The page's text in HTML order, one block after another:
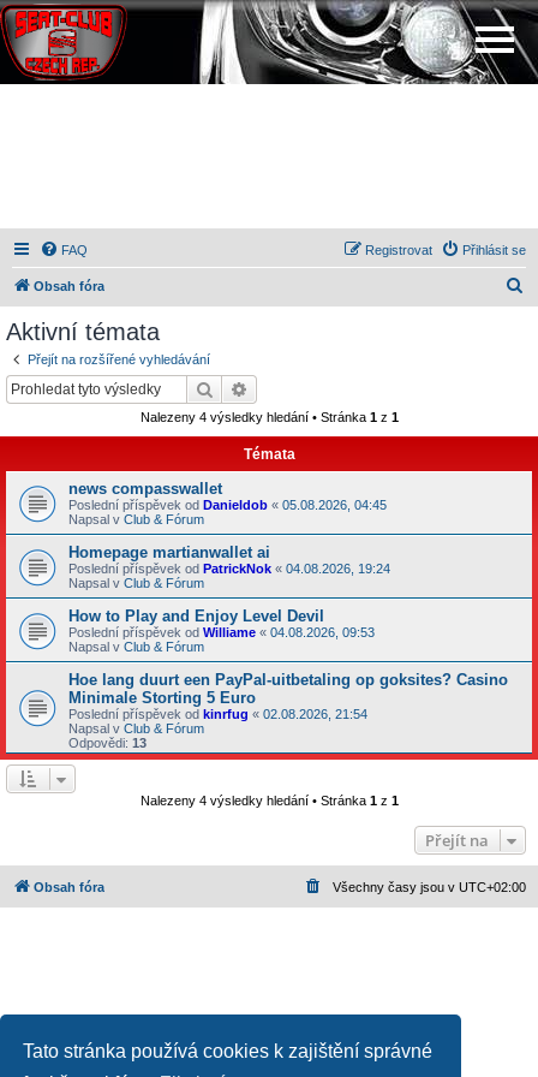
Tato stránka používá cookies k zajištění správné
FAQ Přihlásit se
Registrovat
Obsah fóra
Aktivní témata
Přejít na rozšířené vyhledávání
Hledat
Nalezeny 4 výsledky hledání • Stránka 1z 1
Témata
news compasswallet
Poslední příspěvek od Danieldob « 05.08.2026, 04:45
Napsal v Club & Fórum
Homepage martianwallet ai
Poslední příspěvek od PatrickNok « 04.08.2026, 19:24
Napsal v Club & Fórum
How to Play and Enjoy Level Devil
Poslední příspěvek od Williame « 04.08.2026, 09:53
Napsal v Club & Fórum
Hoe lang duurt een PayPal-uitbetaling op goksites? Casino
Minimale Storting 5 Euro
Poslední příspěvek od kinrfug « 02.08.2026, 21:54
Napsal v Club & Fórum
Odpovědi: 13
Nalezeny 4 výsledky hledání • Stránka 1z 1
Přejít na
Obsah fóra Všechny časy jsou v UTC+02:00